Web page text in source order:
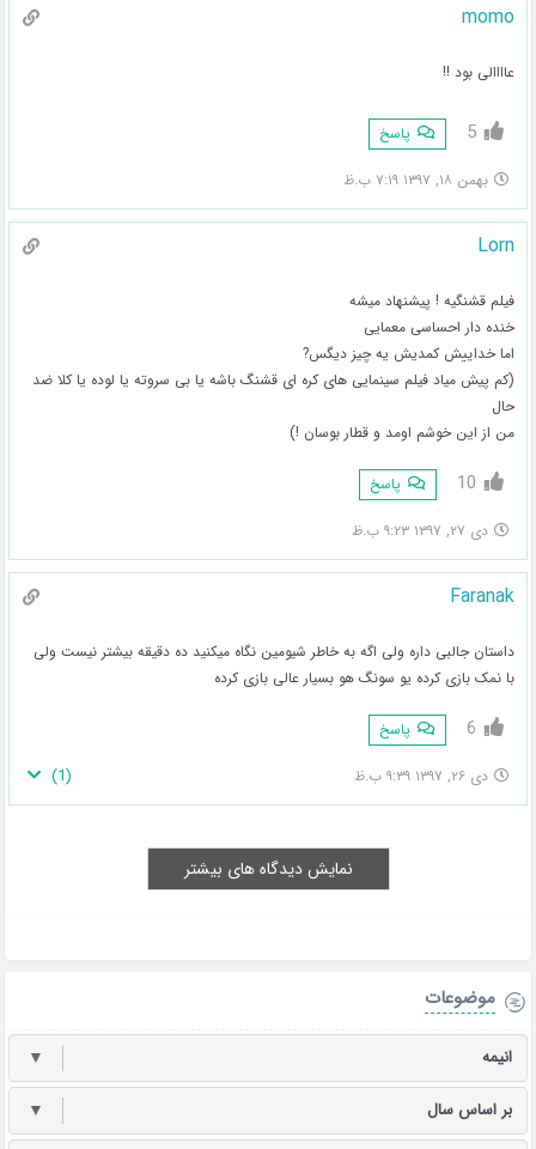
momo
عاااالی بود !!
5 پاسخ
بهمن ۱۸, ۱۳۹۷ ۷:۱۹ ب.ظ
Lorn
فیلم قشنگیه ! پیشنهاد میشه
خنده دار احساسی معمایی
اما خداییش کمدیش یه چیز دیگس?
(کم پیش میاد فیلم سینمایی های کره ای قشنگ باشه یا بی سروته یا لوده یا کلا ضد
حال
من از این خوشم اومد و قطار بوسان !)
10 پاسخ
دی ۲۷, ۱۳۹۷ ۹:۲۳ ب.ظ
Faranak
داستان جالبی داره ولی اگه به خاطر شیومین نگاه میکنید ده دقیقه بیشتر نیست ولی
با نمک بازی کرده یو سونگ هو بسیار عالی بازی کرده
6 پاسخ
دی ۲۶, ۱۳۹۷ ۹:۳۹ ب.ظ (
1
)
نمایش دیدگاه های بیشتر
موضوعات
انیمه ▼
بر اساس سال ▼